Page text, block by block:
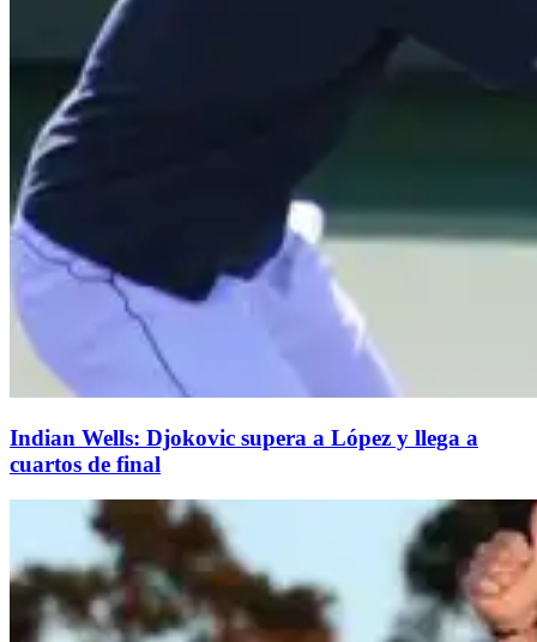
Indian Wells: Djokovic supera a López y llega a
cuartos de final